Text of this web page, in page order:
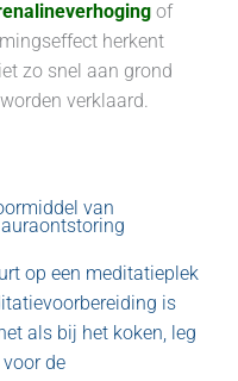
of
herkent
zo snel aan grond
verklaard.
van
op een meditatieplek
is
als bij het koken, leg
de